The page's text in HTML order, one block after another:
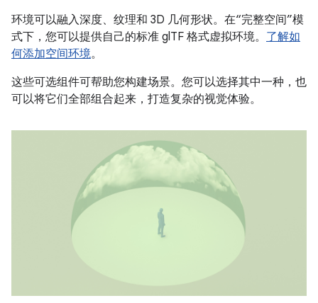
环境可以融入深度、纹理和 3D 几何形状。在“完整空间”模
式下，您可以提供自己的标准 glTF 格式虚拟环境。 了解如
何添加空间环境。
这些可选组件可帮助您构建场景。您可以选择其中一种，也
可以将它们全部组合起来，打造复杂的视觉体验。